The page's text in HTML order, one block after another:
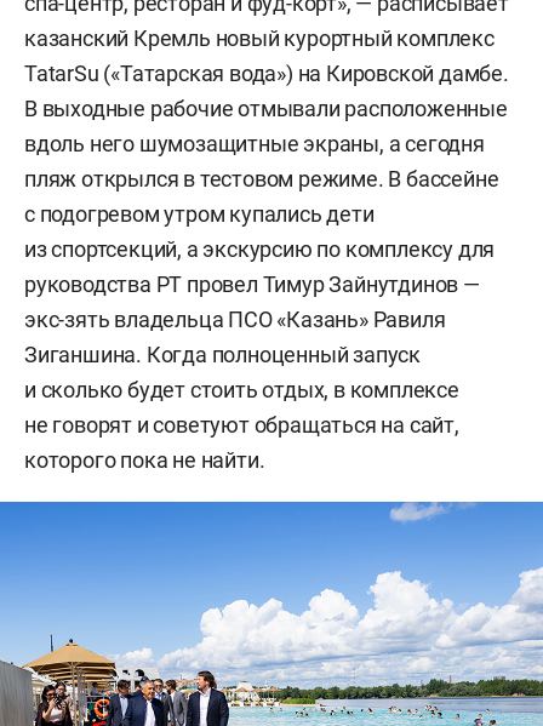
казанский Кремль новый курортный комплекс
TatarSu («Татарская вода») на Кировской дамбе.
В выходные рабочие отмывали расположенные
вдоль него шумозащитные экраны, а сегодня
пляж открылся в тестовом режиме. В бассейне
с подогревом утром купались дети
из спортсекций, а экскурсию по комплексу для
руководства РТ провел Тимур Зайнутдинов —
экс-зять владельца ПСО «Казань» Равиля
Зиганшина. Когда полноценный запуск
и сколько будет стоить отдых, в комплексе
не говорят и советуют обращаться на сайт,
которого пока не найти.